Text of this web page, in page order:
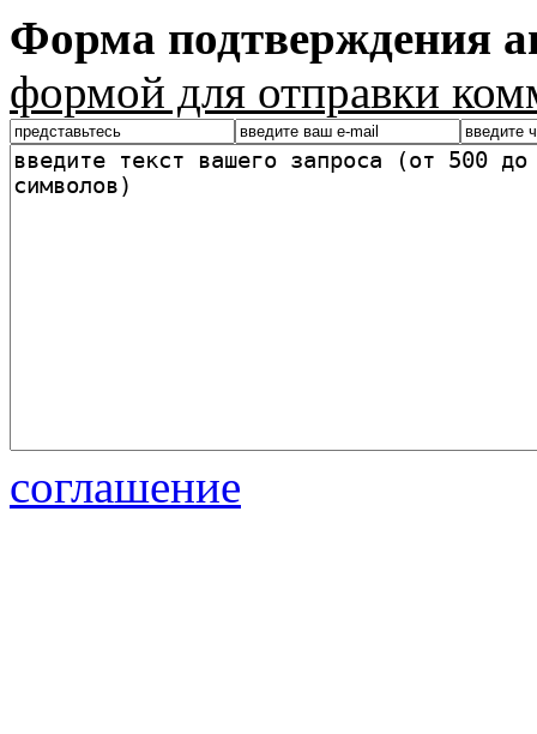
Форма подтверждения
формой для отправки
соглашение